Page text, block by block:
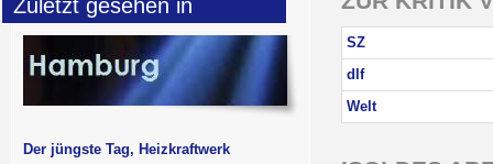
SZ
dlf
Welt
Zuletzt gesehen in
Der jüngste Tag, Heizkraftwerk